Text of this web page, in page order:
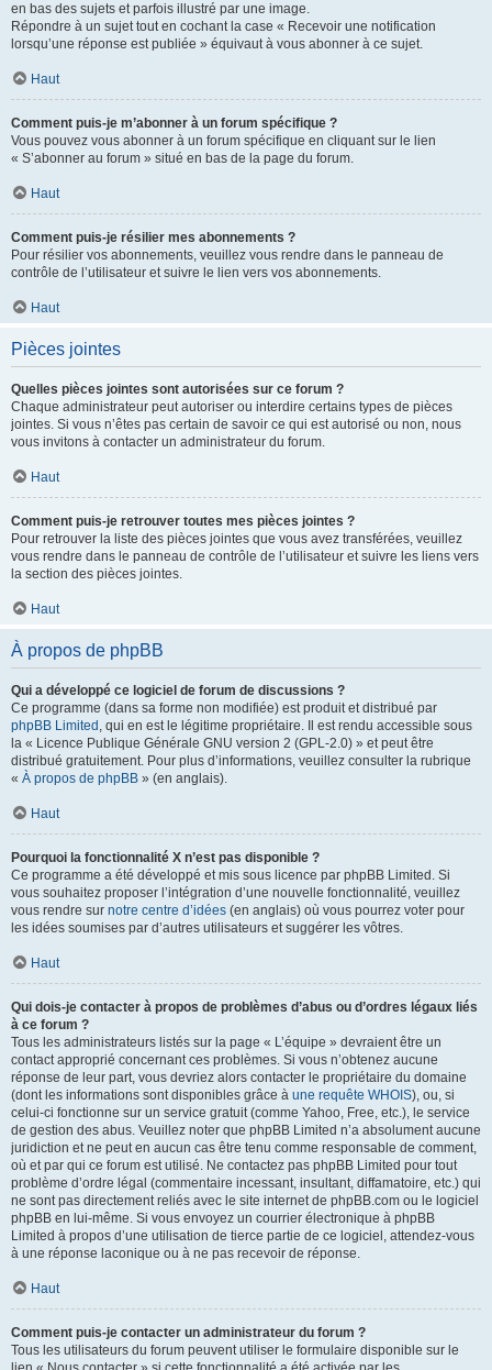
en bas des sujets et parfois illustré par une image.
Répondre à un sujet tout en cochant la case « Recevoir une notification
lorsqu’une réponse est publiée » équivaut à vous abonner à ce sujet.
Haut
Comment puis-je m’abonner à un forum spécifique ?
Vous pouvez vous abonner à un forum spécifique en cliquant sur le lien
« S’abonner au forum » situé en bas de la page du forum.
Haut
Comment puis-je résilier mes abonnements ?
Pour résilier vos abonnements, veuillez vous rendre dans le panneau de
contrôle de l’utilisateur et suivre le lien vers vos abonnements.
Haut
Pièces jointes
Quelles pièces jointes sont autorisées sur ce forum ?
Chaque administrateur peut autoriser ou interdire certains types de pièces
jointes. Si vous n’êtes pas certain de savoir ce qui est autorisé ou non, nous
vous invitons à contacter un administrateur du forum.
Haut
Comment puis-je retrouver toutes mes pièces jointes ?
Pour retrouver la liste des pièces jointes que vous avez transférées, veuillez
vous rendre dans le panneau de contrôle de l’utilisateur et suivre les liens vers
la section des pièces jointes.
Haut
À propos de phpBB
Qui a développé ce logiciel de forum de discussions ?
Ce programme (dans sa forme non modifiée) est produit et distribué par
phpBB Limited , qui en est le légitime propriétaire. Il est rendu accessible sous
la « Licence Publique Générale GNU version 2 (GPL-2.0) » et peut être
distribué gratuitement. Pour plus d’informations, veuillez consulter la rubrique
« À propos de phpBB » (en anglais).
Haut
Pourquoi la fonctionnalité X n’est pas disponible ?
Ce programme a été développé et mis sous licence par phpBB Limited. Si
vous souhaitez proposer l’intégration d’une nouvelle fonctionnalité, veuillez
vous rendre sur notre centre d’idées (en anglais) où vous pourrez voter pour
les idées soumises par d’autres utilisateurs et suggérer les vôtres.
Haut
Qui dois-je contacter à propos de problèmes d’abus ou d’ordres légaux liés
à ce forum ?
Tous les administrateurs listés sur la page « L’équipe » devraient être un
contact approprié concernant ces problèmes. Si vous n’obtenez aucune
réponse de leur part, vous devriez alors contacter le propriétaire du domaine
(dont les informations sont disponibles grâce à une requête WHOIS), ou, si
celui-ci fonctionne sur un service gratuit (comme Yahoo, Free, etc.), le service
de gestion des abus. Veuillez noter que phpBB Limited n’a absolument aucune
juridiction et ne peut en aucun cas être tenu comme responsable de comment,
où et par qui ce forum est utilisé. Ne contactez pas phpBB Limited pour tout
problème d’ordre légal (commentaire incessant, insultant, diffamatoire, etc.) qui
ne sont pas directement reliés avec le site internet de phpBB.com ou le logiciel
phpBB en lui-même. Si vous envoyez un courrier électronique à phpBB
Limited à propos d’une utilisation de tierce partie de ce logiciel, attendez-vous
à une réponse laconique ou à ne pas recevoir de réponse.
Haut
Comment puis-je contacter un administrateur du forum ?
Tous les utilisateurs du forum peuvent utiliser le formulaire disponible sur le